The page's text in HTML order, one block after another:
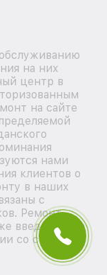
на них
центр в
на сайте
нами
клиентов о
в наших
с
Ремонт
введенных в
со статьей